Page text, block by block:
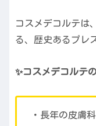
コスメデコルテは
る、歴史あるプレ
✨コスメデコルテ
・長年の皮膚